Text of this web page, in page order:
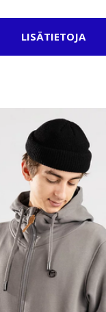
LISÄTIETOJA